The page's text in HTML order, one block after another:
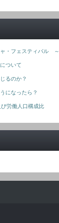
・フェスティバル ～
ついて
るのか？
になったら？
労働人口構成比